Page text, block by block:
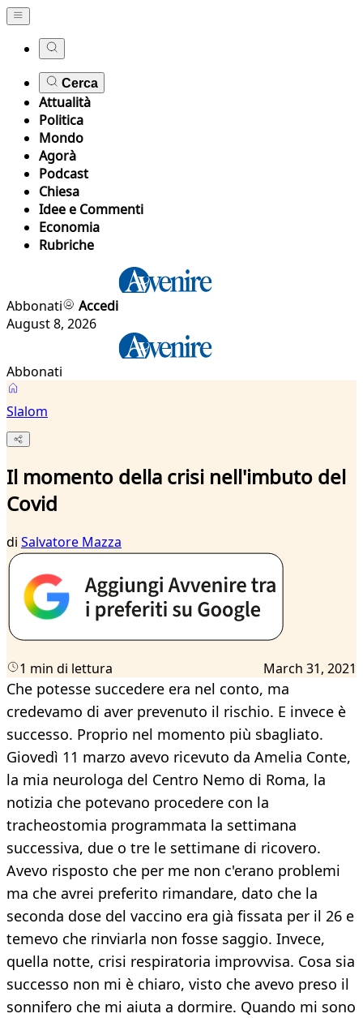
Cerca
Attualità
Politica
Mondo
Agorà
Podcast
Chiesa
Idee e Commenti
Economia
Rubriche
Abbonati
Accedi
August 8, 2026
Abbonati
Slalom
Il momento della crisi nell'imbuto del
Covid
di Salvatore Mazza
1 min di lettura March 31, 2021
Che potesse succedere era nel conto, ma
credevamo di aver prevenuto il rischio. E invece è
successo. Proprio nel momento più sbagliato.
Giovedì 11 marzo avevo ricevuto da Amelia Conte,
la mia neurologa del Centro Nemo di Roma, la
notizia che potevano procedere con la
tracheostomia programmata la settimana
successiva, due o tre le settimane di ricovero.
Avevo risposto che per me non c'erano problemi
ma che avrei preferito rimandare, dato che la
seconda dose del vaccino era già fissata per il 26 e
temevo che rinviarla non fosse saggio. Invece,
quella notte, crisi respiratoria improvvisa. Cosa sia
successo non mi è chiaro, visto che avevo preso il
sonnifero che mi aiuta a dormire. Quando mi sono